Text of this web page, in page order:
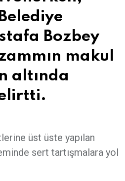
Bozbey
makul
altında
üst üste yapılan
sert tartışmalara yol